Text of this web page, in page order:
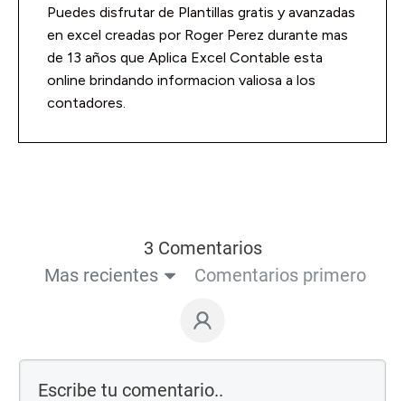
Puedes disfrutar de Plantillas gratis y avanzadas
en excel creadas por Roger Perez durante mas
de 13 años que Aplica Excel Contable esta
online brindando informacion valiosa a los
contadores.
3 Comentarios
Mas recientes
Comentarios primero